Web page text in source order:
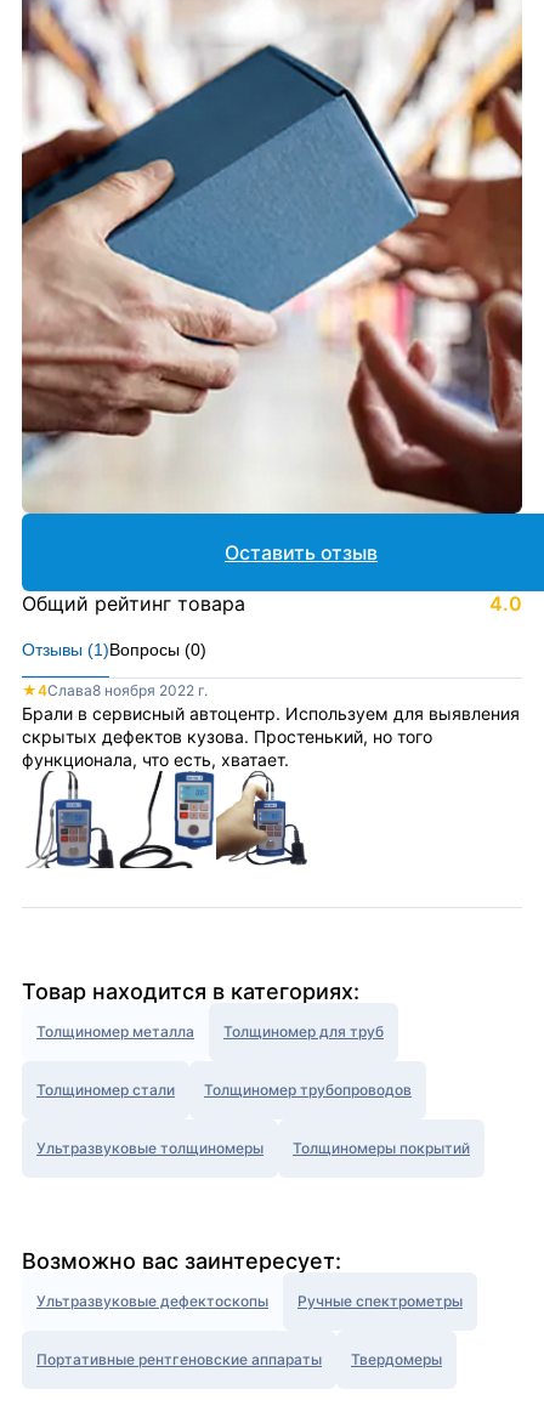
Отзывы (1)Вопросы (0)
★4Слава8 ноября 2022 г.
Брали в сервисный автоцентр. Используем для выявления
скрытых дефектов кузова. Простенький, но того
функционала, что есть, хватает.
Оставить отзыв
Общий рейтинг товара 4.0
Товар находится в категориях:
Толщиномер металла Толщиномер для труб
Толщиномер стали Толщиномер трубопроводов
Ультразвуковые толщиномеры Толщиномеры покрытий
Возможно вас заинтересует:
Ультразвуковые дефектоскопы Ручные спектрометры
Портативные рентгеновские аппараты Твердомеры